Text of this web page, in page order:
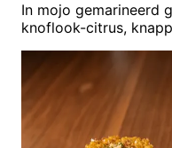
In mojo gemarineerd
knoflook-citrus,